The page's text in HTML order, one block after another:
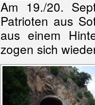
Am 19./20.
Patrioten aus
aus einem
zogen sich